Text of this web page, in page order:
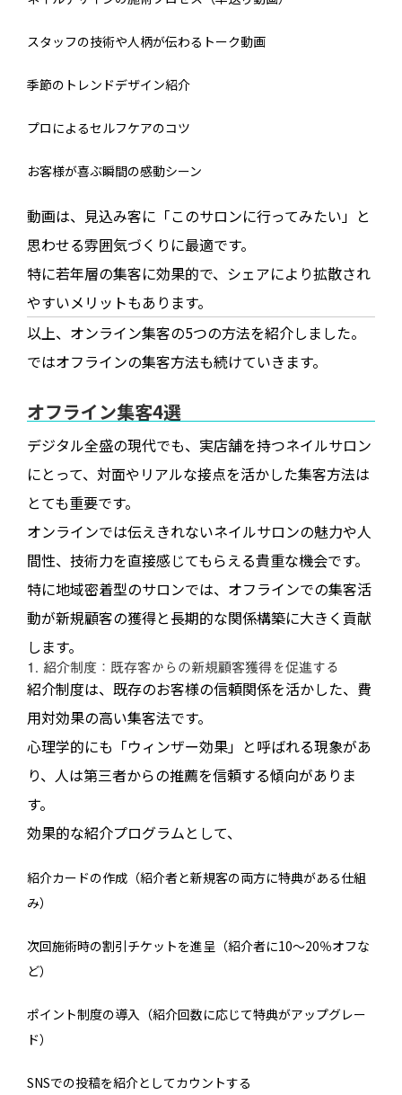
スタッフの技術や人柄が伝わるトーク動画
季節のトレンドデザイン紹介
プロによるセルフケアのコツ
お客様が喜ぶ瞬間の感動シーン
動画は、見込み客に「このサロンに行ってみたい」と
思わせる雰囲気づくりに最適です。
特に若年層の集客に効果的で、シェアにより拡散され
やすいメリットもあります。
以上、オンライン集客の5つの方法を紹介しました。
ではオフラインの集客方法も続けていきます。
オフライン集客4選
デジタル全盛の現代でも、実店舗を持つネイルサロン
にとって、対面やリアルな接点を活かした集客方法は
とても重要です。
オンラインでは伝えきれないネイルサロンの魅力や人
間性、技術力を直接感じてもらえる貴重な機会です。
特に地域密着型のサロンでは、オフラインでの集客活
動が新規顧客の獲得と長期的な関係構築に大きく貢献
します。
1. 紹介制度：既存客からの新規顧客獲得を促進する
紹介制度は、既存のお客様の信頼関係を活かした、費
用対効果の高い集客法です。
心理学的にも「ウィンザー効果」と呼ばれる現象があ
り、人は第三者からの推薦を信頼する傾向がありま
す。
効果的な紹介プログラムとして、
紹介カードの作成（紹介者と新規客の両方に特典がある仕組
み）
次回施術時の割引チケットを進呈（紹介者に10～20％オフな
ど）
ポイント制度の導入（紹介回数に応じて特典がアップグレー
ド）
SNSでの投稿を紹介としてカウントする